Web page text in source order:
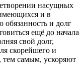
насущных
и в
обязанность и долг
ещё до начала
свой долг,
скорейшего и
тем самым, ускоряют